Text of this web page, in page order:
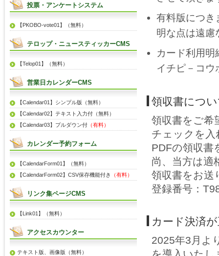
有料版につき
明な点は遠慮
カード利用
イチピ－コウ
領収書につ
領収書をご希
チェックを入
PDFの領収書
尚、当方は適
領収書をお送
登録番号：
カード決済
2025年3月よ
投票・アンケートシステム
【PKOBO-vote01】（無料）
テロップ・ニュースティッカーCMS
【Telop01】（無料）
営業日カレンダーCMS
【Calendar01】シンプル版（無料）
【Calendar02】テキスト入力付（無料）
【Calendar03】プルダウン付 （有料）
カレンダー予約フォーム
【CalendarForm01】（無料）
【CalendarForm02】CSV保存機能付き
（有料）
リンク集ページCMS
【Link01】（無料）
アクセスカウンター
テキスト版、画像版（無料）